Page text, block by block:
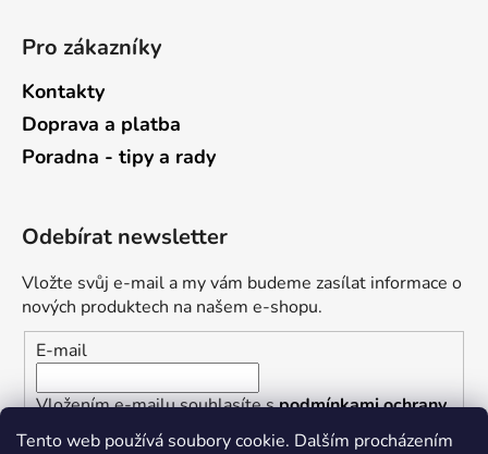
Tento web používá soubory cookie. Dalším procházením
Pro zákazníky
Kontakty
Doprava a platba
Poradna - tipy a rady
Odebírat newsletter
Vložte svůj e-mail a my vám budeme zasílat informace o
nových produktech na našem e-shopu.
E-mail
Vložením e-mailu souhlasíte spodmínkami ochrany
osobních údajů